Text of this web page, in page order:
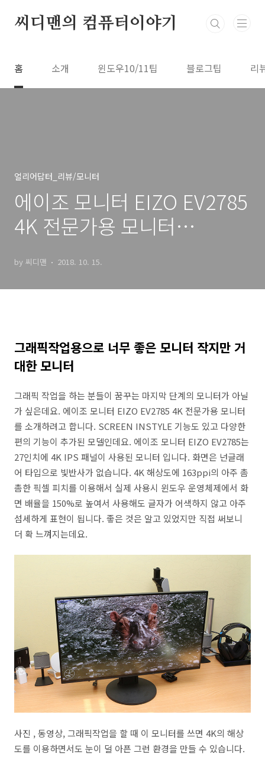
씨디맨의 컴퓨터이야기
홈 소개 윈도우10/11팁 블로그팁 리
얼리어답터_리뷰/모니터
에이조 모니터 EIZO EV2785
4K 전문가용 모니터
by 씨디맨 2018. 10. 15.
그래픽작업용으로 너무 좋은 모니터 작지만 거
대한 모니터
그래픽 작업을 하는 분들이 꿈꾸는 마지막 단계의 모니터가 아닐
가 싶은데요. 에이조 모니터 EIZO EV2785 4K 전문가용 모니터
를 소개하려고 합니다. SCREEN INSTYLE 기능도 있고 다양한
편의 기능이 추가된 모델인데요. 에이조 모니터 EIZO EV2785는
27인치에 4K IPS 패널이 사용된 모니터 입니다. 화면은 넌글래
어 타입으로 빛반사가 없습니다. 4K 해상도에 163ppi의 아주 촘
촘한 픽셀 피치를 이용해서 실제 사용시 윈도우 운영체제에서 화
면 배율을 150%로 높여서 사용해도 글자가 어색하지 않고 아주
섬세하게 표현이 됩니다. 좋은 것은 알고 있었지만 직접 써보니
더 확 느껴지는데요.
사진 , 동영상, 그래픽작업을 할 때 이 모니터를 쓰면 4K의 해상
도를 이용하면서도 눈이 덜 아픈 그런 환경을 만들 수 있습니다.